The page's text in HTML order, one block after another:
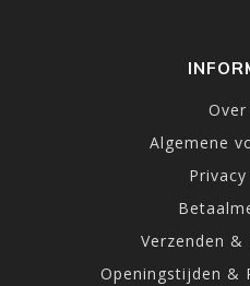
Algemene
Verzenden &
Openingstijden &